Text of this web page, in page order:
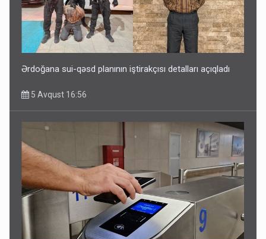
Ərdoğana sui-qəsd planının iştirakçısı detalları açıqladı
5 Avqust 16:56